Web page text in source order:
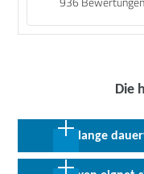
Die
Wie lange